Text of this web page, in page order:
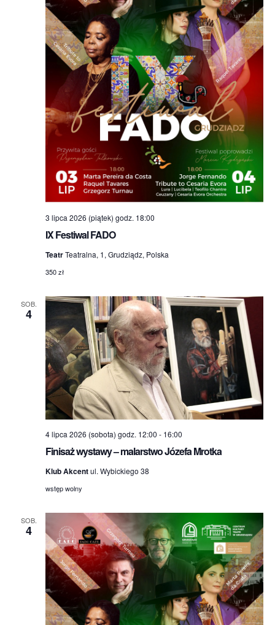
IX Festiwal FADO
3 lipca 2026 (piątek) godz. 18:00
TeatrTeatralna, 1, Grudziądz, Polska
350 zł
SOB.
4
Finisaż wystawy – malarstwo Józefa Mrotka
4 lipca 2026 (sobota) godz. 12:00 - 16:00
Klub Akcentul. Wybickiego 38
wstęp wolny
SOB.
4